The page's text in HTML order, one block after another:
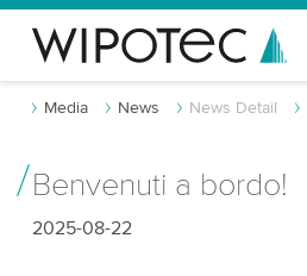
Media News News Detail
Benvenuti a bordo!
2025-08-22